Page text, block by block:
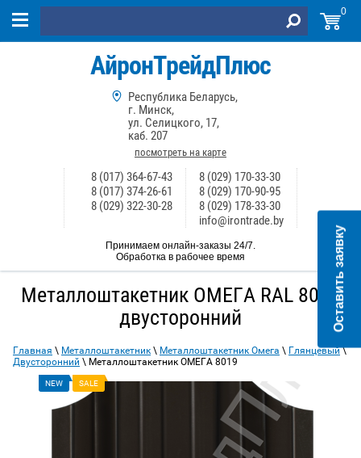
АйронТрейдПлюс
Принимаем онлайн-заказы 24/7.
Обработка в рабочее время
Оставить заявку
Республика Беларусь,
г. Минск,
ул. Селицкого, 17,
каб. 207
посмотреть на карте
8 (017) 364-67-43
8 (017) 374-26-61
8 (029) 322-30-28
8 (029) 170-33-30
8 (029) 170-90-95
8 (029) 178-33-30
info@irontrade.by
Металлоштакетник ОМЕГА RAL 8019
двусторонний
Главная \ Металлоштакетник \ Металлоштакетник Омега \ Глянцевый\
Двусторонний \ Металлоштакетник ОМЕГА 8019
NEW SALE
0